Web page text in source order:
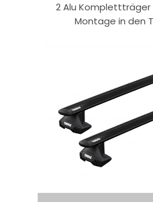
2 Alu Komplettträger
Montage in den